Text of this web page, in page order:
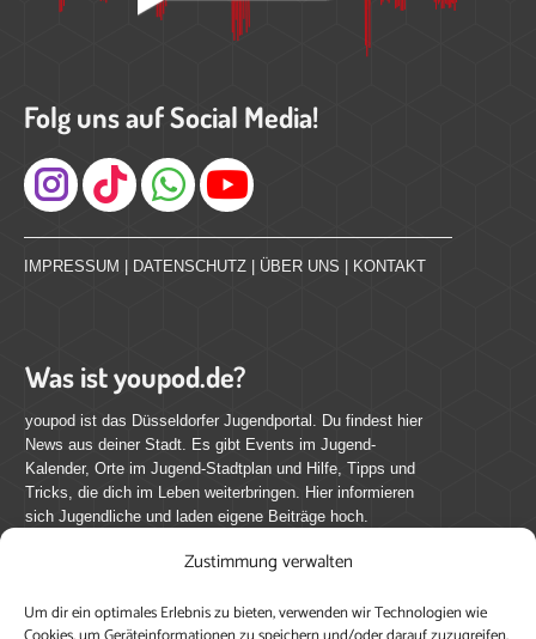
Zustimmung verwalten
Um dir ein optimales Erlebnis zu bieten, verwenden wir Technologien wie
Folg uns auf Social Media!
Instagram
IMPRESSUM | DATENSCHUTZ | ÜBER UNS | KONTAKT
Was ist youpod.de?
youpod ist das Düsseldorfer Jugendportal. Du findest hier
News aus deiner Stadt. Es gibt Events im Jugend-
Kalender, Orte im Jugend-Stadtplan und Hilfe, Tipps und
Tricks, die dich im Leben weiterbringen. Hier informieren
sich Jugendliche und laden eigene Beiträge hoch.
youpod.de lebt von Menschen wie dir. Sammel